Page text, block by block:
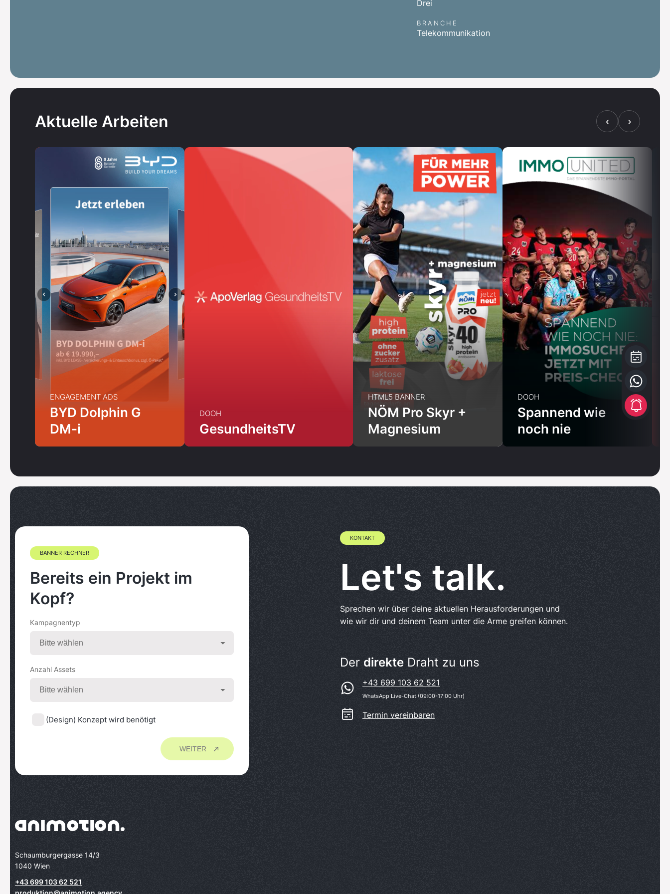
Drei
BRANCHE
Telekommunikation
Aktuelle Arbeiten ‹ ›
ENGAGEMENT ADS
BYD Dolphin G
DM-i
DOOH
GesundheitsTV
HTML5 BANNER
NÖM Pro Skyr +
Magnesium
DOOH
Spannend wie
noch nie
BANNER RECHNER
Bereits ein Projekt im
Kopf?
Kampagnentyp
Anzahl Assets
(Design) Konzept wird benötigt
WEITER
KONTAKT
Let's talk.
Sprechen wir über deine aktuellen Herausforderungen und
wie wir dir und deinem Team unter die Arme greifen können.
Der direkte Draht zu uns
+43 699 103 62 521
WhatsApp Live-Chat (09:00-17:00 Uhr)
Termin vereinbaren
Schaumburgergasse 14/3
1040 Wien
+43 699 103 62 521